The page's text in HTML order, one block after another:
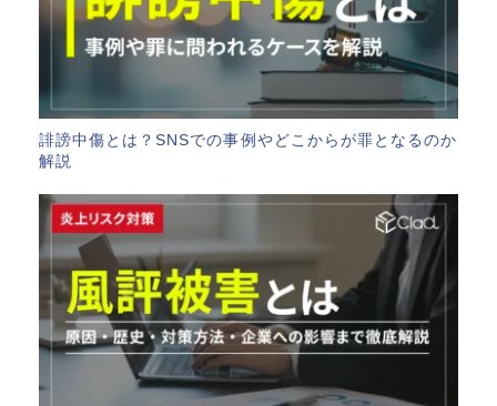
誹謗中傷とは？SNSでの事例やどこからが罪となるのか
解説